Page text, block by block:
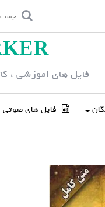
فایل های اموزشی ،
فایل های صوتی